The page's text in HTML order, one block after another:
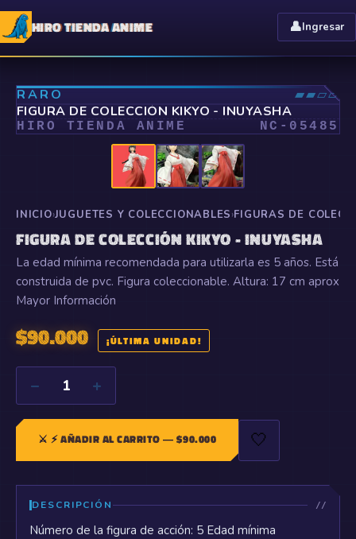
HIRO TIENDA ANIME 👤Ingresar
RARO ▰▰▱▱
⤢
FIGURA DE COLECCIÓN KIKYO - INUYASHA
HIRO TIENDA ANIME NC- 05485
INICIO›JUGUETES Y COLECCIONABLES›FIGURAS DE
FIGURA DE COLECCIÓN KIKYO - INUYASHA
La edad mínima recomendada para utilizarla es 5 años. Está
construida de pvc. Figura coleccionable. Altura: 17 cm aprox
Mayor Información
$90.000 ¡ÚLTIMA UNIDAD!
− 1 +
⚔️⚡ AÑADIR AL CARRITO — $90.000 🤍
DESCRIPCIÓN
Número de la figura de acción: 5 Edad mínima